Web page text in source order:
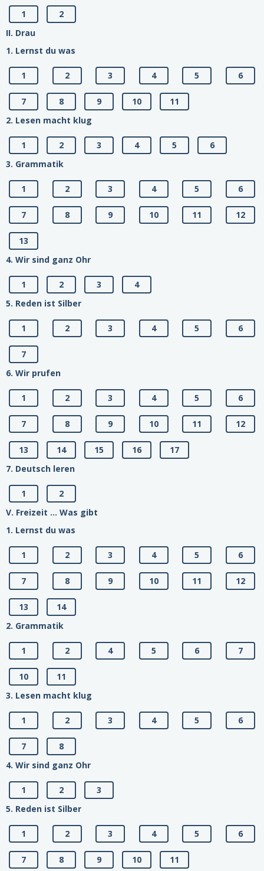
1
2
II. Drau
1. Lernst du was
1 2 3 4 5 6
7 8 9 10
11
2. Lesen macht klug
1 2 3 4 5
6
3. Grammatik
1 2 3 4 5 6
7 8 9 10 11 12
13
4. Wir sind ganz Ohr
1 2 3
4
5. Reden ist Silber
1 2 3 4 5 6
7
6. Wir prufen
1 2 3 4 5 6
7 8 9 10 11 12
13 14 15 16
17
7. Deutsch leren
1
2
V. Freizeit ... Was gibt
1. Lernst du was
1 2 3 4 5 6
7 8 9 10 11 12
13
14
2. Grammatik
1 2 4 5 6 7
10
11
3. Lesen macht klug
1 2 3 4 5 6
7
8
4. Wir sind ganz Ohr
1 2
3
5. Reden ist Silber
1 2 3 4 5 6
7 8 9 10
11